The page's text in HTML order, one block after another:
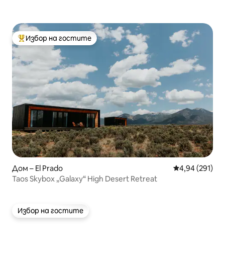
Най-популярен избор на гостите
Избор на гостите
Дом – El Prado Средна
4,94 (291)
Taos Skybox „Galaxy“ High Desert Retreat
Избор на гостите
Избор на гостите